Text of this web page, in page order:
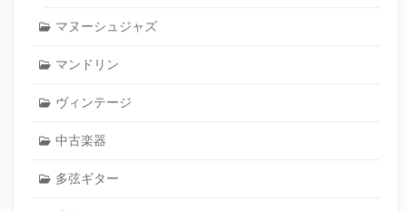
マヌーシュジャズ
マンドリン
ヴィンテージ
中古楽器
多弦ギター